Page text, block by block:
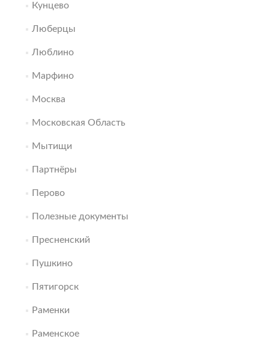
Кунцево
Люберцы
Люблино
Марфино
Москва
Московская Область
Мытищи
Партнёры
Перово
Полезные документы
Пресненский
Пушкино
Пятигорск
Раменки
Раменское